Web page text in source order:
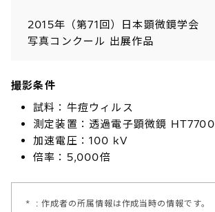
2015年（第71回）日本顕微鏡学会
写真コンクール 出展作品
撮影条件
試料：牛痘ウィルス
測定装置：透過電子顕微鏡 HT7700
加速電圧：100 kV
倍率：5,000倍
*
: 作成者の所属情報は作成当時の情報です。